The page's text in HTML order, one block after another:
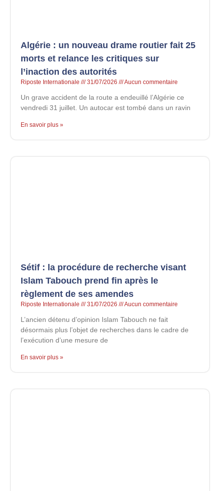
Algérie : un nouveau drame routier fait 25
morts et relance les critiques sur
l’inaction des autorités
Riposte Internationale 31/07/2026 Aucun commentaire
Un grave accident de la route a endeuillé l’Algérie ce
vendredi 31 juillet. Un autocar est tombé dans un ravin
En savoir plus »
Sétif : la procédure de recherche visant
Islam Tabouch prend fin après le
règlement de ses amendes
Riposte Internationale 31/07/2026 Aucun commentaire
L’ancien détenu d’opinion Islam Tabouch ne fait
désormais plus l’objet de recherches dans le cadre de
l’exécution d’une mesure de
En savoir plus »